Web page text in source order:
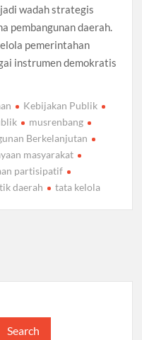
wadah strategis
pembangunan daerah.
pemerintahan
instrumen demokratis
Kebijakan Publik
musrenbang
Berkelanjutan
masyarakat
partisipatif
daerah tata kelola
Search